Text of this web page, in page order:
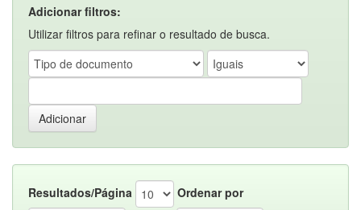
Adicionar filtros:
Utilizar filtros para refinar o resultado de busca.
Resultados/Página
Ordenar por